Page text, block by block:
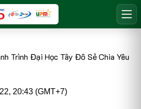
Trình Đại Học Tây Đô Sẻ Chia Yêu
20:43 (GMT+7)